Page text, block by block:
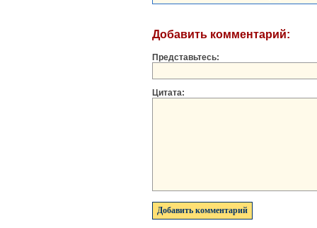
Добавить комментарий:
Представьтесь:
Цитата: